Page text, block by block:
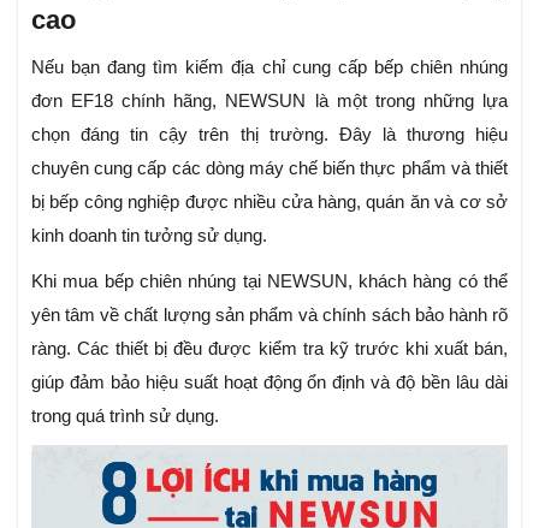
cao
Nếu bạn đang tìm kiếm địa chỉ cung cấp bếp chiên nhúng
đơn EF18 chính hãng, NEWSUN là một trong những lựa
chọn đáng tin cậy trên thị trường. Đây là thương hiệu
chuyên cung cấp các dòng máy chế biến thực phẩm và thiết
bị bếp công nghiệp được nhiều cửa hàng, quán ăn và cơ sở
kinh doanh tin tưởng sử dụng.
Khi mua bếp chiên nhúng tại NEWSUN, khách hàng có thể
yên tâm về chất lượng sản phẩm và chính sách bảo hành rõ
ràng. Các thiết bị đều được kiểm tra kỹ trước khi xuất bán,
giúp đảm bảo hiệu suất hoạt động ổn định và độ bền lâu dài
trong quá trình sử dụng.